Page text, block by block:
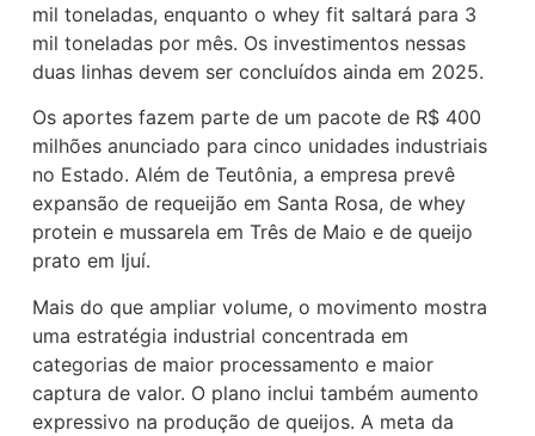
mil toneladas, enquanto o whey fit saltará para 3
mil toneladas por mês. Os investimentos nessas
duas linhas devem ser concluídos ainda em 2025.
Os aportes fazem parte de um pacote de R$ 400
milhões anunciado para cinco unidades industriais
no Estado. Além de Teutônia, a empresa prevê
expansão de requeijão em Santa Rosa, de whey
protein e mussarela em Três de Maio e de queijo
prato em Ijuí.
Mais do que ampliar volume, o movimento mostra
uma estratégia industrial concentrada em
categorias de maior processamento e maior
captura de valor. O plano inclui também aumento
expressivo na produção de queijos. A meta da